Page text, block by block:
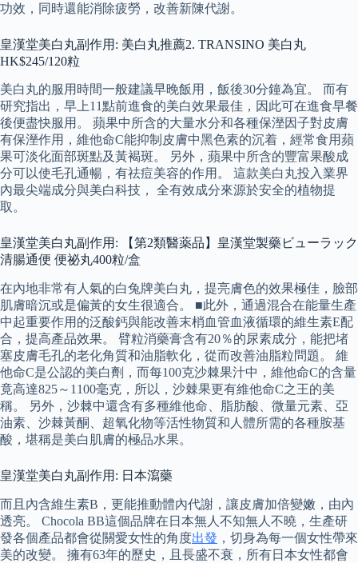
功效，同時還能消除疲勞，改善新陳代謝。
皇漢堂美白丸副作用: 美白丸推薦2. TRANSINO 美白丸
HK$245/120粒
美白丸的服用時間一般建議早晚飯用，飯後30分鐘為宜。 而有
研究指出，早上11點前進食的美白效果最佳，因此可在進食早餐
後便盡快服用。 蘋果中所含的大量水分和各種保溼因子對皮膚
有保溼作用，維他命C能抑制皮膚中黑色素的沉着，經常食用蘋
果可淡化面部斑點及黃褐斑。 另外，蘋果中所含的豐富果酸成
分可以使毛孔通暢，有祛痘美容的作用。 這款美白丸投入業界
內最尖端成分與美白科技， 全有效成分來源於安全的植物提
取。
皇漢堂美白丸副作用: 【第2類醫薬品】皇漢堂製藥ビューラック
清腸通便 便祕丸400粒/盒
在內地非常有人氣的白兔牌美白丸，提亮膚色的效果極佳，臉部
肌膚暗沉或是偏黃的女生很適合。 ■此外，通過混合在能量生產
中起重要作用的泛酸鈣與能改善末梢血管血液循環的維生素E配
合，提高產品效果。 臂粒消藥膏含有20％的尿素成分，能把堵
塞皮膚毛孔的老化角質和油脂軟化，從而改善油脂粒問題。 維
他命C是公認的美白劑，而每100克沙棘果汁中，維他命C的含量
竟高達825～1100毫克，所以，沙棘果更有維他命C之王的美
稱。 另外，沙棘中還含有多種維他命、脂肪酸、微量元素、亞
油素、沙棘黃酮、超氧化物等活性物質和人體所需的各種胺基
酸，堪稱是美白肌膚的極品水果。
皇漢堂美白丸副作用: 日本瀉藥
而且內含維生素B，更能推動體內代謝，讓皮膚加倍變嫩，由內
透亮。 Chocola BB這個品牌在日本無人不知無人不曉，生產研
發各個產品都會從關愛女性的角度出發 ，切身為每一個女性帶來
美的改變。 擁有63年的歷史，且長盛不衰，所有日本女性都會